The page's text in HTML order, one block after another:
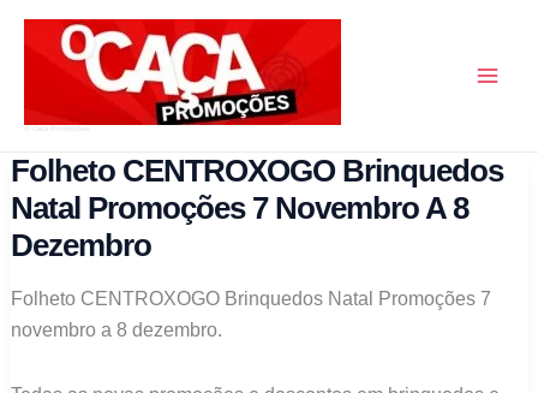
Folheto CENTROXOGO Brinquedos
Natal Promoções 7 Novembro A 8
Dezembro
Folheto CENTROXOGO Brinquedos Natal Promoções 7
novembro a 8 dezembro.